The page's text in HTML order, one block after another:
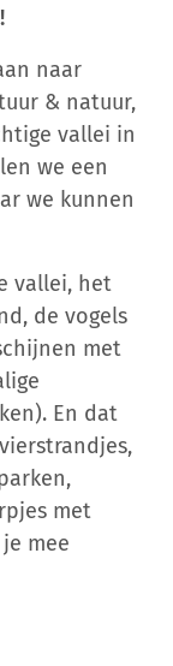
naar
& natuur,
vallei in
we een
we kunnen
vallei, het
de vogels
met
En dat
met
mee